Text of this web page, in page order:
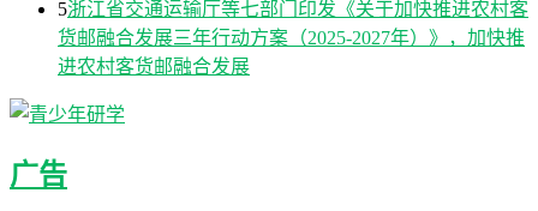
5浙江省交通运输厅等七部门印发《关于加快推进农村客
货邮融合发展三年行动方案（2025-2027年）》，加快推
进农村客货邮融合发展
广告